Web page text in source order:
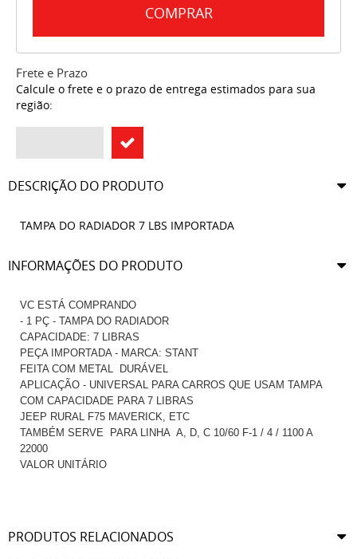
COMPRAR
Frete e Prazo
Calcule o frete e o prazo de entrega estimados para sua
região:
DESCRIÇÃO DO PRODUTO
TAMPA DO RADIADOR 7 LBS IMPORTADA
INFORMAÇÕES DO PRODUTO
VC ESTÁ COMPRANDO
- 1 PÇ - TAMPA DO RADIADOR
CAPACIDADE: 7 LIBRAS
PEÇA IMPORTADA - MARCA: STANT
FEITA COM METAL DURÁVEL
APLICAÇÃO - UNIVERSAL PARA CARROS QUE USAM TAMPA
COM CAPACIDADE PARA 7 LIBRAS
JEEP RURAL F75 MAVERICK, ETC
TAMBÉM SERVE PARA LINHA A, D, C 10/60 F-1 / 4 / 1100 A
22000
VALOR UNITÁRIO
PRODUTOS RELACIONADOS